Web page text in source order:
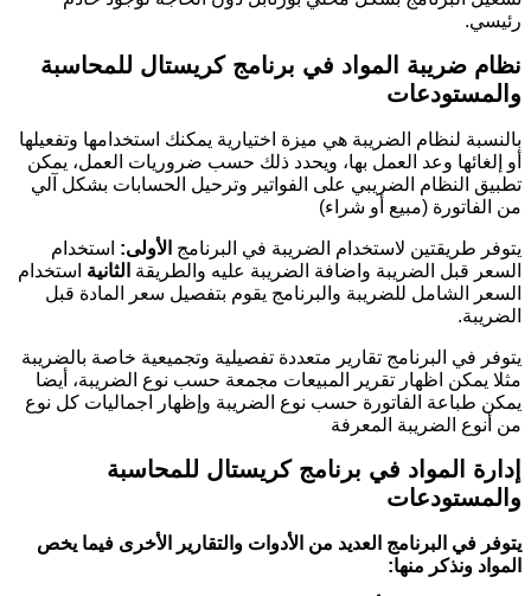
رئيسي.
نظام ضريبة المواد في برنامج كريستال للمحاسبة
والمستودعات
بالنسبة لنظام الضريبة هي ميزة اختيارية يمكنك استخدامها وتفعيلها
أو إلغائها وعد العمل بها، ويحدد ذلك حسب ضروريات العمل، يمكن
تطبيق النظام الضريبي على الفواتير وترحيل الحسابات بشكل آلي
من الفاتورة (مبيع أو شراء)
يتوفر طريقتين لاستخدام الضريبة في البرنامج الأولى: استخدام
السعر قبل الضريبة واضافة الضريبة عليه والطريقة الثانية استخدام
السعر الشامل للضريبة والبرنامج يقوم بتفصيل سعر المادة قبل
الضريبة.
يتوفر في البرنامج تقارير متعددة تفصيلية وتجميعية خاصة بالضريبة
مثلا يمكن اظهار تقرير المبيعات مجمعة حسب نوع الضريبة، أيضا
يمكن طباعة الفاتورة حسب نوع الضريبة وإظهار اجماليات كل نوع
من أنوع الضريبة المعرفة
إدارة المواد في برنامج كريستال للمحاسبة
والمستودعات
يتوفر في البرنامج العديد من الأدوات والتقارير الأخرى فيما يخص
المواد ونذكر منها: